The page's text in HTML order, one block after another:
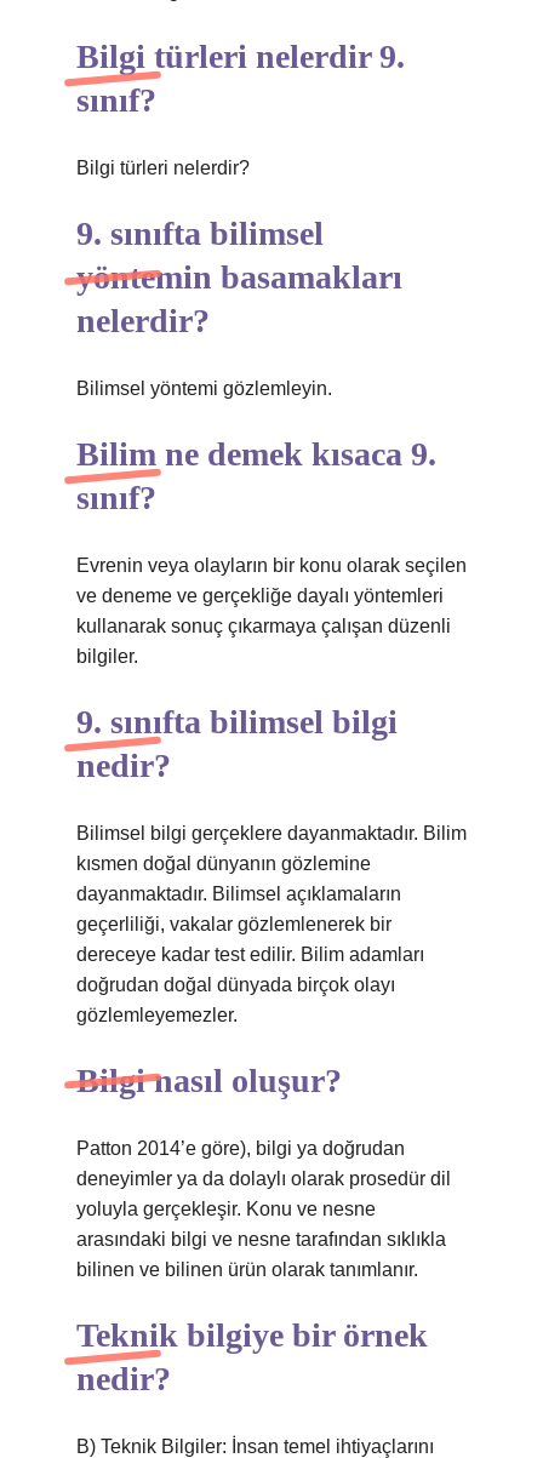
Bilgi türleri nelerdir 9.
sınıf?
Bilgi türleri nelerdir?
9. sınıfta bilimsel
yöntemin basamakları
nelerdir?
Bilimsel yöntemi gözlemleyin.
Bilim ne demek kısaca 9.
sınıf?
Evrenin veya olayların bir konu olarak seçilen
ve deneme ve gerçekliğe dayalı yöntemleri
kullanarak sonuç çıkarmaya çalışan düzenli
bilgiler.
9. sınıfta bilimsel bilgi
nedir?
Bilimsel bilgi gerçeklere dayanmaktadır. Bilim
kısmen doğal dünyanın gözlemine
dayanmaktadır. Bilimsel açıklamaların
geçerliliği, vakalar gözlemlenerek bir
dereceye kadar test edilir. Bilim adamları
doğrudan doğal dünyada birçok olayı
gözlemleyemezler.
Bilgi nasıl oluşur?
Patton 2014’e göre), bilgi ya doğrudan
deneyimler ya da dolaylı olarak prosedür dil
yoluyla gerçekleşir. Konu ve nesne
arasındaki bilgi ve nesne tarafından sıklıkla
bilinen ve bilinen ürün olarak tanımlanır.
Teknik bilgiye bir örnek
nedir?
B) Teknik Bilgiler: İnsan temel ihtiyaçlarını